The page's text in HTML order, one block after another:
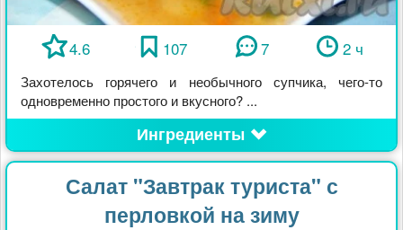
4.6 107 7 2 ч
Захотелось горячего и необычного супчика, чего-то
одновременно простого и вкусного? ...
Ингредиенты
Салат "Завтрак туриста" с
перловкой на зиму